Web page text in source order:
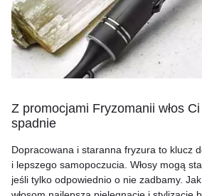
Z promocjami Fryzomanii włos Ci
spadnie
Dopracowana i staranna fryzura to klucz
i lepszego samopoczucia. Włosy mogą
jeśli tylko odpowiednio o nie zadbamy.